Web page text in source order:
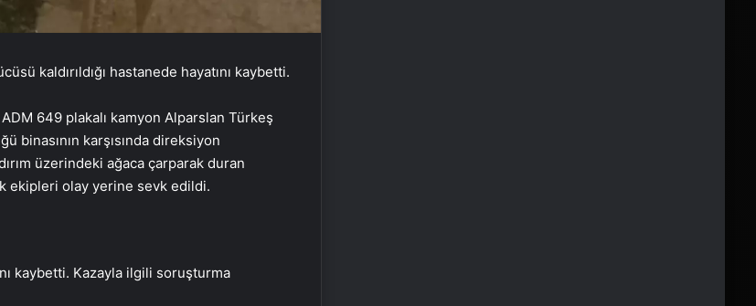
kaldırıldığı hastanede hayatını kaybetti.
649 plakalı kamyon Alparslan Türkeş
binasının karşısında direksiyon
üzerindeki ağaca çarparak duran
ekipleri olay yerine sevk edildi.
kaybetti. Kazayla ilgili soruşturma
Aliağa Petkimspor Galip Geldi